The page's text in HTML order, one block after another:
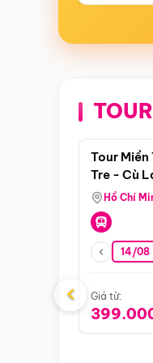
Tour Miền
Tre - Cù
Hồ Chí
14/08
Giá từ:
‹